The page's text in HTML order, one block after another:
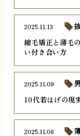
縮毛矯正と薄毛
い付き合い方
2025.11.13
10代若はげの現
2025.11.09
2025.11.06